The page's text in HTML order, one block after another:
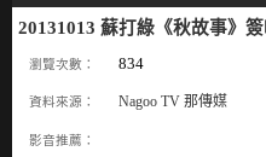
20131013 蘇打綠《秋故事》
瀏覽次數： 834
資料來源： Nagoo TV 那傳媒
影音推薦：